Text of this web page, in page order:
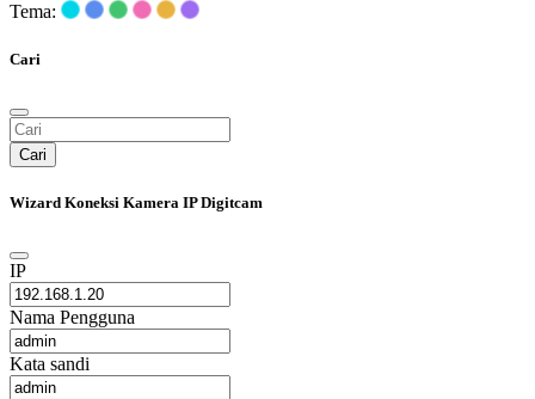
Tema:
Cari
Cari
Wizard Koneksi Kamera IP Digitcam
IP
Nama Pengguna
Kata sandi